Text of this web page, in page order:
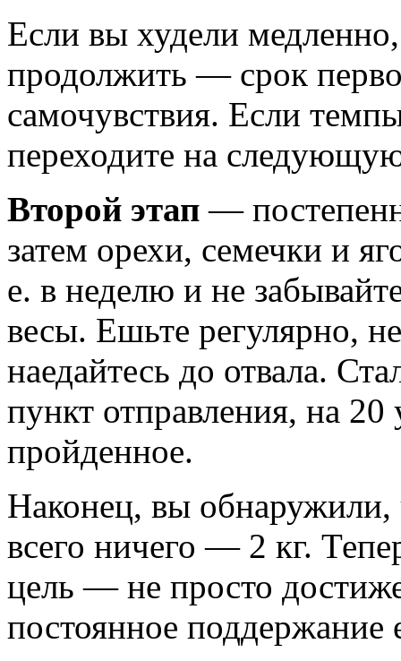
Если вы худели
продолжить — срок
самочувствия. Если
переходите на
Второй этап —
затем орехи, семечки и
е. в неделю и не
весы. Ешьте регулярно,
наедайтесь до отвала.
пункт отправления, на
пройденное.
Наконец, вы обнаружили,
всего ничего — 2 кг.
цель — не просто
постоянное поддержание